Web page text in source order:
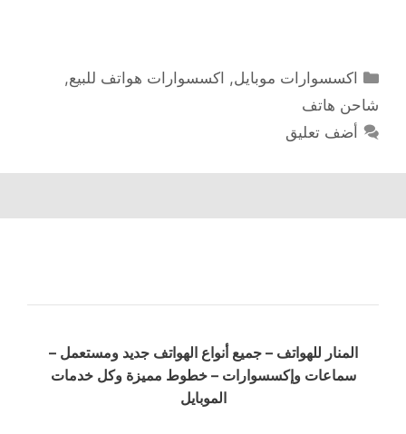
التصنيفات
اكسسوارات موبايل, اكسسوارات هواتف للبيع,
شاحن هاتف
أضف تعليق
المنار للهواتف – جميع أنواع الهواتف جديد ومستعمل –
سماعات وإكسسوارات – خطوط مميزة وكل خدمات
الموبايل